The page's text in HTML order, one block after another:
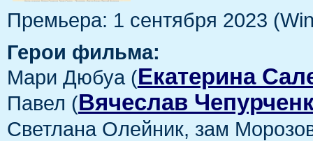
Премьера: 1 сентября 2023
Герои фильма:
Мари Дюбуа (Екатерина
Павел (Вячеслав
Светлана Олейник, зам